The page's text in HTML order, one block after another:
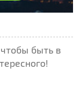
быть в